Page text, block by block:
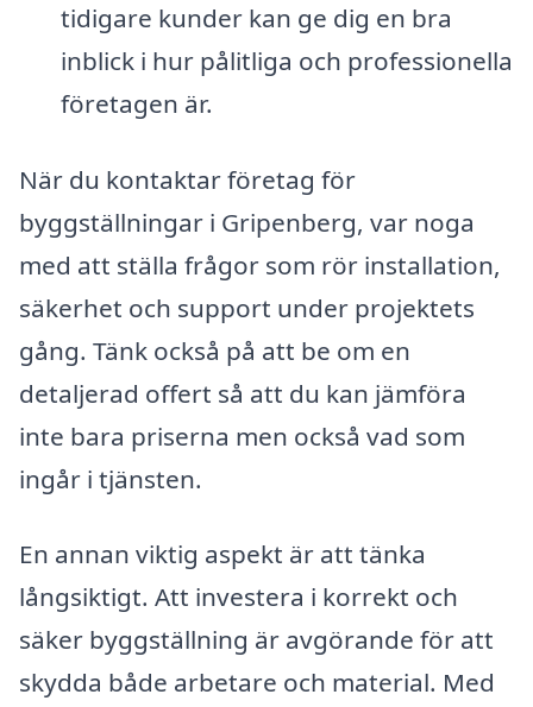
tidigare kunder kan ge dig en bra
inblick i hur pålitliga och professionella
företagen är.
När du kontaktar företag för
byggställningar i Gripenberg, var noga
med att ställa frågor som rör installation,
säkerhet och support under projektets
gång. Tänk också på att be om en
detaljerad offert så att du kan jämföra
inte bara priserna men också vad som
ingår i tjänsten.
En annan viktig aspekt är att tänka
långsiktigt. Att investera i korrekt och
säker byggställning är avgörande för att
skydda både arbetare och material. Med